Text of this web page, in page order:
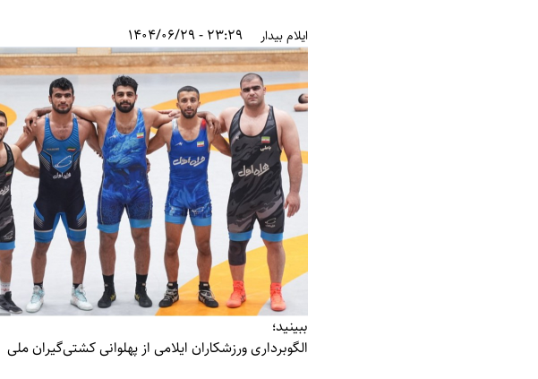
ایلام بیدار 23:29 - 1404/06/29
ببینید؛
الگوبرداری ورزشکاران ایلامی از پهلوانی کشتی‌گیران ملی